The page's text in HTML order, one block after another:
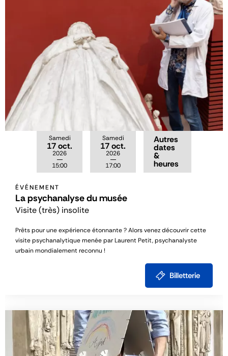
Samedi
17 oct.
2026
15:00
Samedi
17 oct.
2026
17:00
Autres
dates
&
heures
ÉVÉNEMENT
La psychanalyse du musée
Visite (très) insolite
Prêts pour une expérience étonnante ? Alors venez découvrir cette
visite psychanalytique menée par Laurent Petit, psychanalyste
urbain mondialement reconnu !
Billetterie